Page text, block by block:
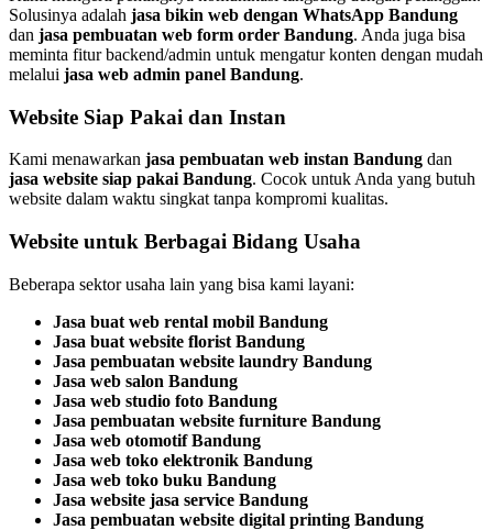
Solusinya adalah jasa bikin web dengan WhatsApp Bandung
dan jasa pembuatan web form order Bandung. Anda juga bisa
meminta fitur backend/admin untuk mengatur konten dengan mudah
melalui jasa web admin panel Bandung.
Website Siap Pakai dan Instan
Kami menawarkan jasa pembuatan web instan Bandung dan
jasa website siap pakai Bandung. Cocok untuk Anda yang butuh
website dalam waktu singkat tanpa kompromi kualitas.
Website untuk Berbagai Bidang Usaha
Beberapa sektor usaha lain yang bisa kami layani:
Jasa buat web rental mobil Bandung
Jasa buat website florist Bandung
Jasa pembuatan website laundry Bandung
Jasa web salon Bandung
Jasa web studio foto Bandung
Jasa pembuatan website furniture Bandung
Jasa web otomotif Bandung
Jasa web toko elektronik Bandung
Jasa web toko buku Bandung
Jasa website jasa service Bandung
Jasa pembuatan website digital printing Bandung